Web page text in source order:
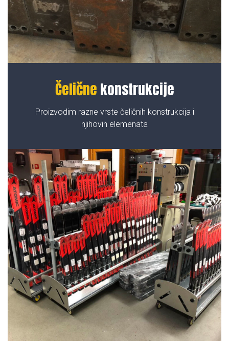
Čeličnekonstrukcije
Proizvodim razne vrste čeličnih konstrukcija i
njihovih elemenata